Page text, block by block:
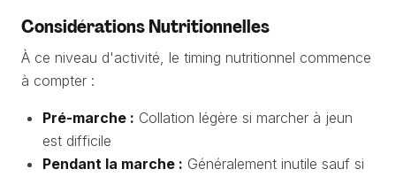
Considérations Nutritionnelles
À ce niveau d'activité, le timing nutritionnel commence
à compter :
Pré-marche : Collation légère si marcher à jeun
est difficile
Pendant la marche : Généralement inutile sauf si